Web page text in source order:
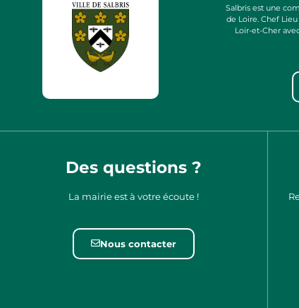
Salbris est une
de Loire. Chef
Loir-et-Cher
Des questions ?
La mairie est à votre écoute !
Nous contacter